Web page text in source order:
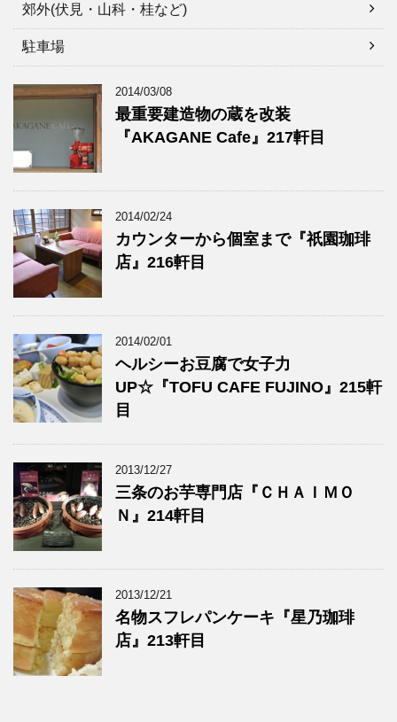
郊外(伏見・山科・桂など)
駐車場
2014/03/08
最重要建造物の蔵を改装
『AKAGANE Cafe』217軒目
2014/02/24
カウンターから個室まで『祇園珈琲
店』216軒目
2014/02/01
ヘルシーお豆腐で女子力
UP☆『TOFU CAFE FUJINO』215軒
目
2013/12/27
三条のお芋専門店『ＣＨＡＩＭＯ
Ｎ』214軒目
2013/12/21
名物スフレパンケーキ『星乃珈琲
店』213軒目